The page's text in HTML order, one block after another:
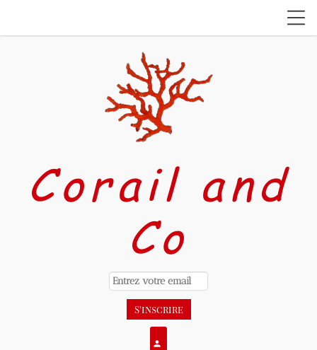
Corail and
Co
person